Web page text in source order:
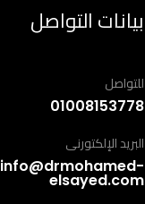
بيانات التواصل
للتواصل
01008153778
البريد الإلكتورنى
info@drmohamed-
elsayed.com